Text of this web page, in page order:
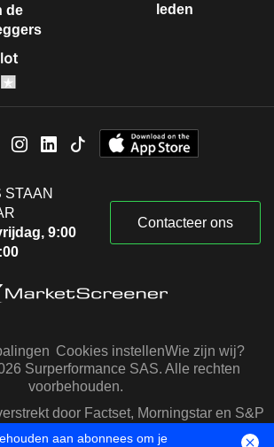
de
leden
STAAN
9:00
Contacteer ons
Cookies instellenWie zijn wij?
Surperformance SAS. Alle rechten
voorbehouden.
door Factset, Morningstar en S&P
Capital IQ
aan abonnees om je